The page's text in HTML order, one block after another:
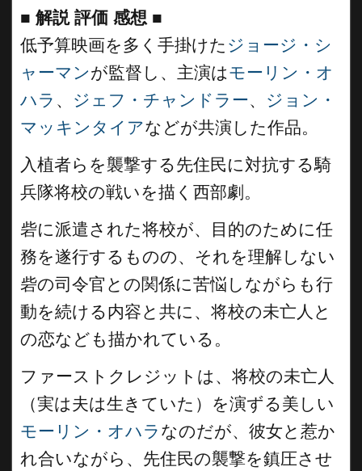
■ 解説 評価 感想 ■
低予算映画を多く手掛けた ジョージ・シ
ャーマンが監督し、主演はモーリン・オ
ハラ 、 ジェフ・チャンドラー、 ジョン・
マッキンタイアなどが共演した作品。
入植者らを襲撃する先住民に対抗する騎
兵隊将校の戦いを描く西部劇。
砦に派遣された将校が、目的のために任
務を遂行するものの、それを理解しない
砦の司令官との関係に苦悩しながらも行
動を続ける内容と共に、将校の未亡人と
の恋なども描かれている。
ファーストクレジットは、将校の未亡人
（実は夫は生きていた）を演ずる美しい
モーリン・オハラ なのだが、彼女と惹か
れ合いながら、先住民の襲撃を鎮圧させ